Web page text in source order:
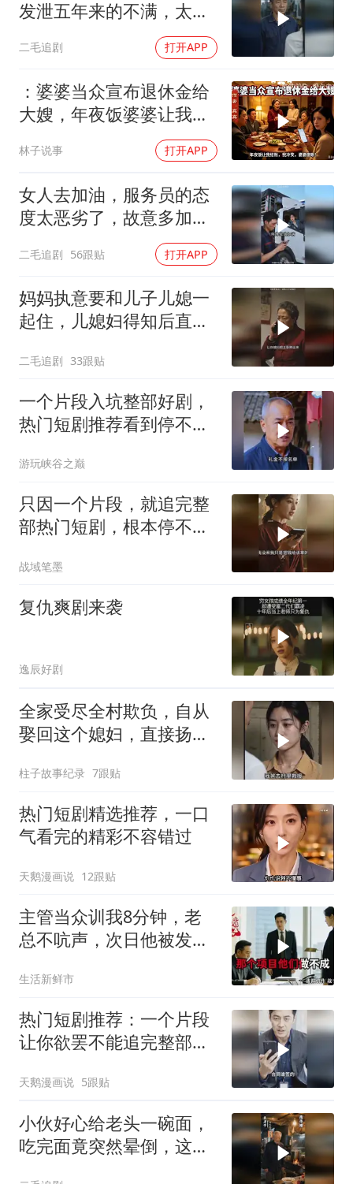
发泄五年来的不满，太解
二毛追剧 打开APP
：婆婆当众宣布退休金给
大嫂，年夜饭婆婆让我结
账，我冷笑，婆婆傻眼
林子说事 打开APP
女人去加油，服务员的态
度太恶劣了，故意多加油
二毛追剧 56跟贴 打开APP
妈妈执意要和儿子儿媳一
起住，儿媳妇得知后直接
二毛追剧 33跟贴
一个片段入坑整部好剧，
热门短剧推荐看到停不下
游玩峡谷之巅
只因一个片段，就追完整
部热门短剧，根本停不下
战域笔墨
复仇爽剧来袭
逸辰好剧
全家受尽全村欺负，自从
娶回这个媳妇，直接扬眉
柱子故事纪录 7跟贴
热门短剧精选推荐，一口
气看完的精彩不容错过
天鹅漫画说 12跟贴
主管当众训我8分钟，老
总不吭声，次日他被发配
生活新鲜市
热门短剧推荐：一个片段
让你欲罢不能追完整部好
天鹅漫画说 5跟贴
小伙好心给老头一碗面，
吃完面竟突然晕倒，这下